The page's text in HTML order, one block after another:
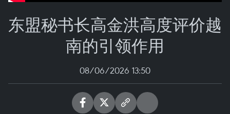
东盟秘书长高金洪高度评价越
南的引领作用
08/06/2026 13:50